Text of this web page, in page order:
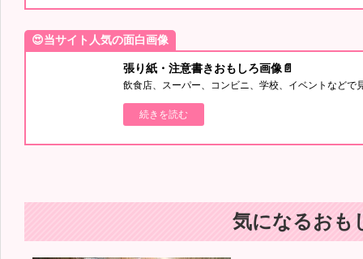
😍当サイト人気の面白画像
張り紙・注意書きおもしろ画像📄
飲食店、スーパー、コンビニ、学校、イベントなど
続きを読む
気になるおも